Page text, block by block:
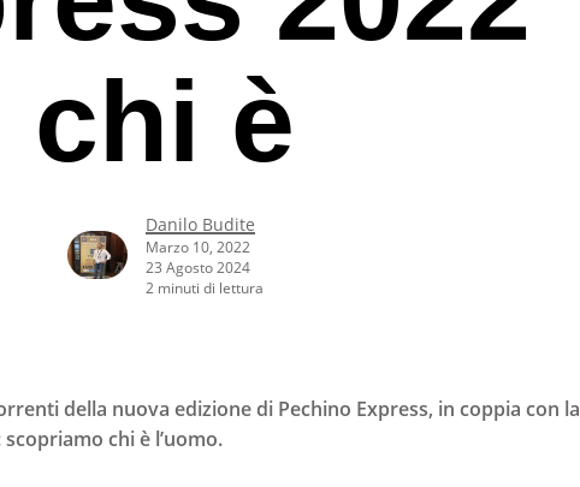
chi è
Danilo Budite
Marzo 10, 2022
23 Agosto 2024
2 minuti di lettura
della nuova edizione di Pechino Express, in coppia con la
chi è l’uomo.